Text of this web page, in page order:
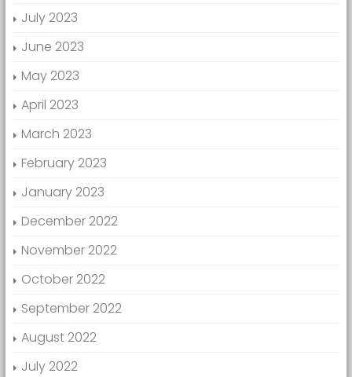
July 2023
June 2023
May 2023
April 2023
March 2023
February 2023
January 2023
December 2022
November 2022
October 2022
September 2022
August 2022
July 2022